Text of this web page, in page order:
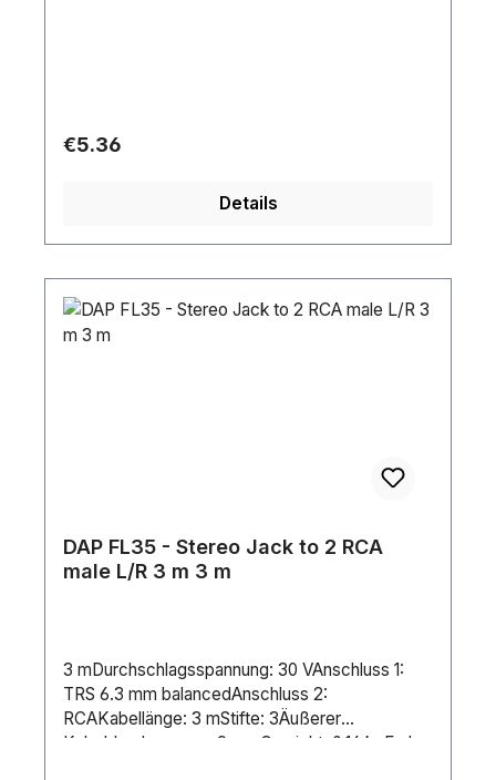
Regular price:
€5.36
Details
DAP FL35 - Stereo Jack to 2 RCA
male L/R 3 m 3 m
3 mDurchschlagsspannung: 30 VAnschluss 1:
TRS 6.3 mm balancedAnschluss 2:
RCAKabellänge: 3 mStifte: 3Äußerer
Kabeldurchmesser: 9 mmGewicht: 0.16 kgFarbe: